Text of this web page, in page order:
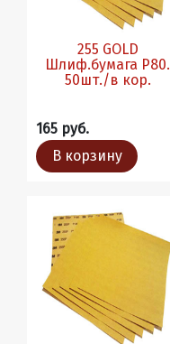
255 GOLD
Шлиф.бумага P80.
50шт./в кор.
165 руб.
В корзину